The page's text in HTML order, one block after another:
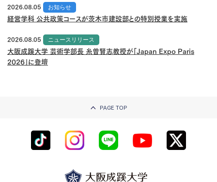
2026.08.05
お知らせ
経営学科 公共政策コースが茨木市建設部との特別授業を実施
2026.08.05
ニュースリリース
大阪成蹊大学 芸術学部長 糸曽賢志教授が「Japan Expo Paris
2026」に登壇
PAGE TOP